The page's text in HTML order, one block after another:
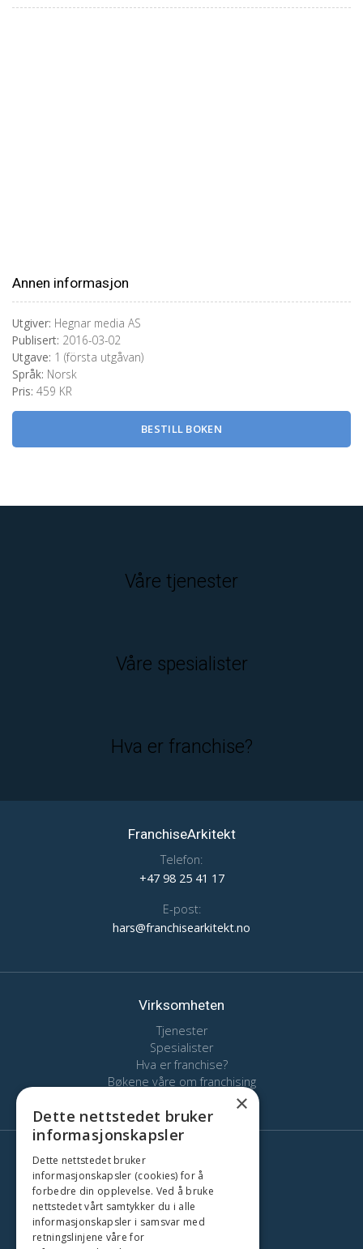
Annen informasjon
Utgiver: Hegnar media AS
Publisert: 2016-03-02
Utgave: 1 (första utgåvan)
Språk: Norsk
Pris: 459 KR
BESTILL BOKEN
Våre tjenester
Våre spesialister
Hva er franchise?
FranchiseArkitekt
Telefon:
+47 98 25 41 17
E-post:
hars@franchisearkitekt.no
Virksomheten
Tjenester
Spesialister
Hva er franchise?
Bøkene våre om franchising
Stockholm
Oslo
København
×
Dette nettstedet bruker
informasjonskapsler
Dette nettstedet bruker
informasjonskapsler (cookies) for å
forbedre din opplevelse. Ved å bruke
nettstedet vårt samtykker du i alle
informasjonskapsler i samsvar med
retningslinjene våre for